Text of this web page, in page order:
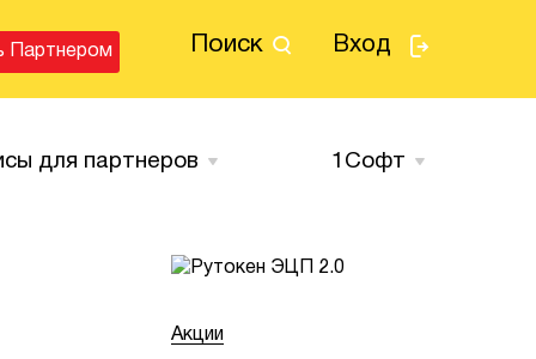
Поиск Вход
Партнером
для партнеров 1Cофт
Акции